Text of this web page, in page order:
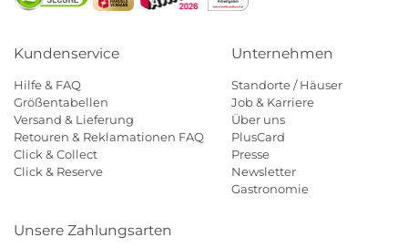
Kundenservice
Hilfe & FAQ
Größentabellen
Versand & Lieferung
Retouren & Reklamationen FAQ
Click & Collect
Click & Reserve
Unternehmen
Standorte / Häuser
Job & Karriere
Über uns
PlusCard
Presse
Newsletter
Gastronomie
Unsere Zahlungsarten